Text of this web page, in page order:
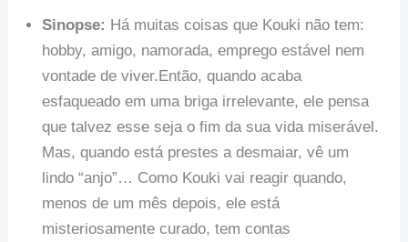
Sinopse: Há muitas coisas que Kouki não tem:
hobby, amigo, namorada, emprego estável nem
vontade de viver.Então, quando acaba
esfaqueado em uma briga irrelevante, ele pensa
que talvez esse seja o fim da sua vida miserável.
Mas, quando está prestes a desmaiar, vê um
lindo “anjo”… Como Kouki vai reagir quando,
menos de um mês depois, ele está
misteriosamente curado, tem contas